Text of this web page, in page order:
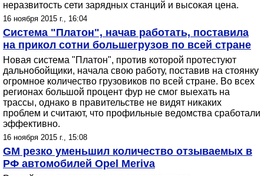
неразвитость сети зарядных станций и высокая цена.
16 ноября 2015 г., 16:04
Система "Платон", начав работать, поставила
на прикол сотни большегрузов по всей стране
Новая система "Платон", против которой протестуют
дальнобойщики, начала свою работу, поставив на стоянку
огромное количество грузовиков по всей стране. Во всех
регионах большой процент фур не смог выехать на
трассы, однако в правительстве не видят никаких
проблем и считают, что профильные ведомства сработали
эффективно.
16 ноября 2015 г., 15:08
GM резко уменьшил количество отзываемых в
РФ автомобилей Opel Meriva